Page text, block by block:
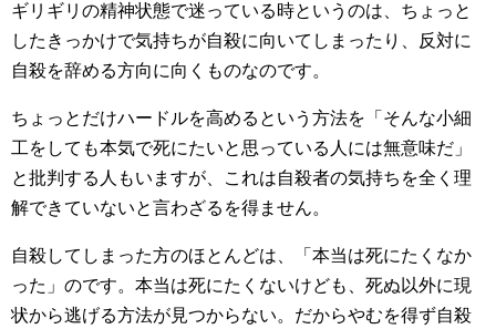
ギリギリの精神状態で迷っている時というのは、ちょっと
したきっかけで気持ちが自殺に向いてしまったり、反対に
自殺を辞める方向に向くものなのです。
ちょっとだけハードルを高めるという方法を「そんな小細
工をしても本気で死にたいと思っている人には無意味だ」
と批判する人もいますが、これは自殺者の気持ちを全く理
解できていないと言わざるを得ません。
自殺してしまった方のほとんどは、「本当は死にたくなか
った」のです。本当は死にたくないけども、死ぬ以外に現
状から逃げる方法が見つからない。だからやむを得ず自殺